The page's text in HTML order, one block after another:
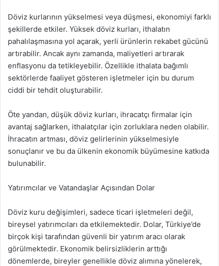
Döviz kurlarının yükselmesi veya düşmesi, ekonomiyi farklı
şekillerde etkiler. Yüksek döviz kurları, ithalatın
pahalılaşmasına yol açarak, yerli ürünlerin rekabet gücünü
artırabilir. Ancak aynı zamanda, maliyetleri artırarak
enflasyonu da tetikleyebilir. Özellikle ithalata bağımlı
sektörlerde faaliyet gösteren işletmeler için bu durum
ciddi bir tehdit oluşturabilir.
Öte yandan, düşük döviz kurları, ihracatçı firmalar için
avantaj sağlarken, ithalatçılar için zorluklara neden olabilir.
İhracatın artması, döviz gelirlerinin yükselmesiyle
sonuçlanır ve bu da ülkenin ekonomik büyümesine katkıda
bulunabilir.
Yatırımcılar ve Vatandaşlar Açısından Dolar
Döviz kuru değişimleri, sadece ticari işletmeleri değil,
bireysel yatırımcıları da etkilemektedir. Dolar, Türkiye’de
birçok kişi tarafından güvenli bir yatırım aracı olarak
görülmektedir. Ekonomik belirsizliklerin arttığı
dönemlerde, bireyler genellikle döviz alımına yönelerek,